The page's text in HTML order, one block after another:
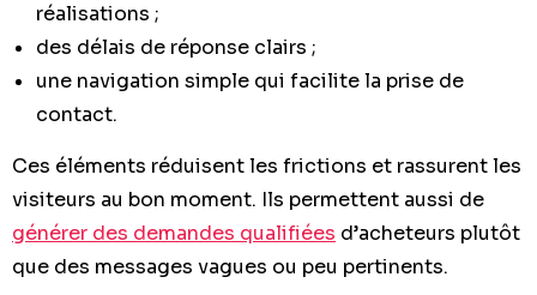
réalisations ;
des délais de réponse clairs ;
une navigation simple qui facilite la prise de
contact.
Ces éléments réduisent les frictions et rassurent les
visiteurs au bon moment. Ils permettent aussi de
générer des demandes qualifiées d’acheteurs plutôt
que des messages vagues ou peu pertinents.